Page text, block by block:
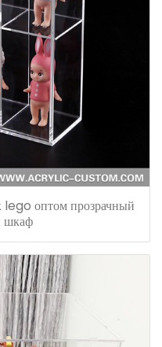
оптом прозрачный
шкаф